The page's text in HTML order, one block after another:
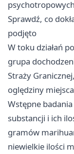
Sprawdź, co
podjęto
W toku działań
grupa
Straży
oględziny
Wstępne
substancji i ich
gramów
niewielkie ilości